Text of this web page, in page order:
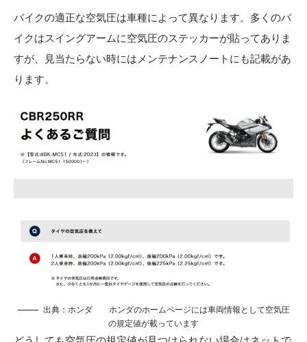
バイクの適正な空気圧は車種によって異なります。多くのバ
イクはスイングアームに空気圧のステッカーが貼ってありま
すが、見当たらない時にはメンテナンスノートにも記載があ
ります。
出典： ホンダホンダのホームページには車両情報として空気圧
の規定値が載っています